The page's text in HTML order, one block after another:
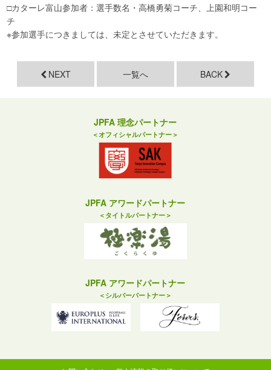
□カターレ富山参加者：選手数名・高橋勇菊コーチ、上園和明コー
チ
※参加選手につきましては、未定とさせていただきます。
NEXT 一覧へ BACK
JPFA 理念パートナー
＜オフィシャルパートナー＞
JPFA アワードパートナー
＜タイトルパートナー＞
JPFA アワードパートナー
＜シルバーパートナー＞